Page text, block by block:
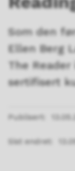
Som den
Ellen Berg
The
sertifisert
Publisert
Sist endret